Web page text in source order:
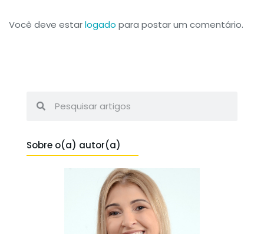
Você deve estarlogado para postar um comentário.
Sobre o(a) autor(a)